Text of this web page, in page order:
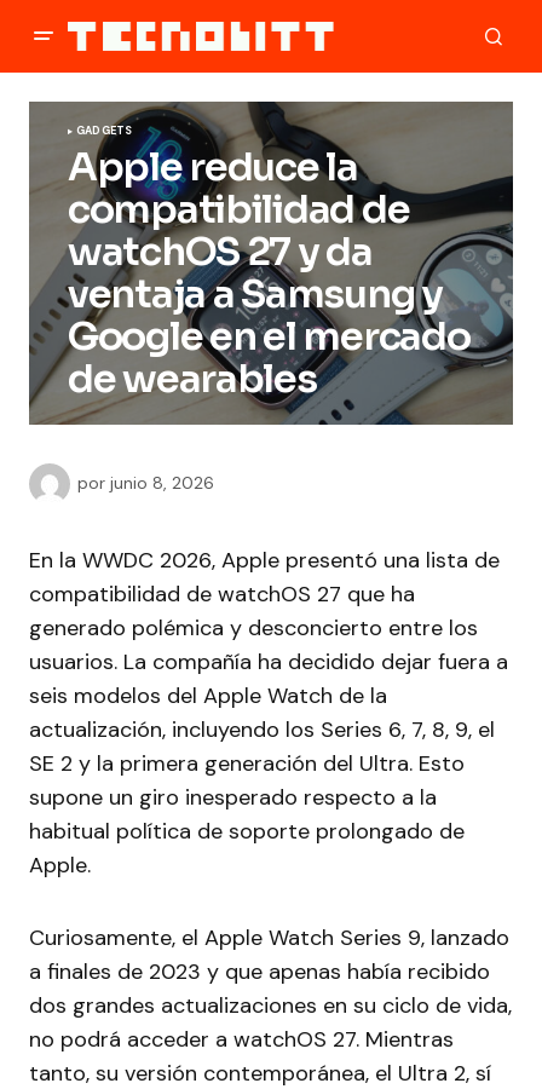
GADGETS
Apple reduce la
compatibilidad de
watchOS 27 y da
ventaja a Samsung y
Google en el mercado
de wearables
por junio 8, 2026
En la WWDC 2026, Apple presentó una lista de
compatibilidad de watchOS 27 que ha
generado polémica y desconcierto entre los
usuarios. La compañía ha decidido dejar fuera a
seis modelos del Apple Watch de la
actualización, incluyendo los Series 6, 7, 8, 9, el
SE 2 y la primera generación del Ultra. Esto
supone un giro inesperado respecto a la
habitual política de soporte prolongado de
Apple.
Curiosamente, el Apple Watch Series 9, lanzado
a finales de 2023 y que apenas había recibido
dos grandes actualizaciones en su ciclo de vida,
no podrá acceder a watchOS 27. Mientras
tanto, su versión contemporánea, el Ultra 2, sí